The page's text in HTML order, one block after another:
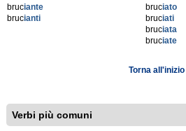
bruciante
brucianti
bruciato
bruciati
bruciata
bruciate
Torna all'inizio
Verbi più comuni